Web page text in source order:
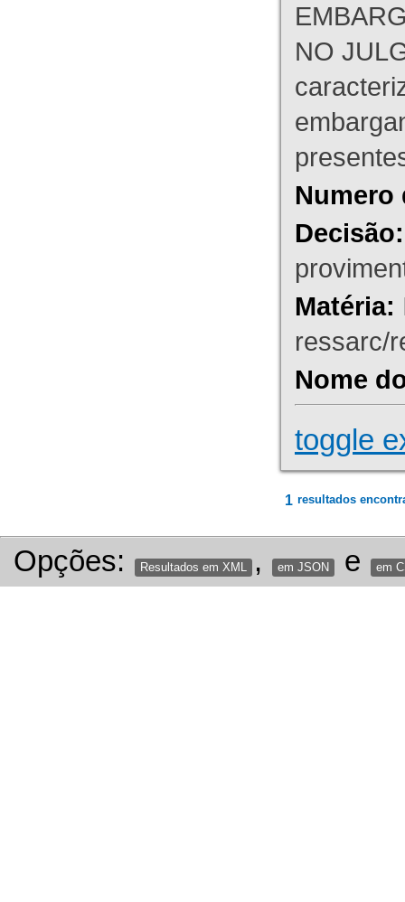
NO
Numero
Decisão:
Matéria:
ressarc/
Nome
toggle
1 resultados
Opções: Resultados em XML , em JSON e em